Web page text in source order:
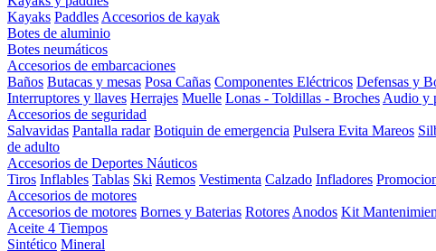
Kayaks Paddles Accesorios de kayak
Botes de aluminio
Botes neumáticos
Accesorios de embarcaciones
Baños Butacas y mesas Posa Cañas Componentes Eléctricos Defensas y
Interruptores y llaves Herrajes Muelle Lonas - Toldillas - Broches Audio y
Accesorios de seguridad
Salvavidas Pantalla radar Botiquin de emergencia Pulsera Evita Mareos
de adulto
Accesorios de Deportes Náuticos
Tiros Inflables Tablas Ski Remos Vestimenta Calzado Infladores
Accesorios de motores
Accesorios de motores Bornes y Baterias Rotores Anodos Kit
Aceite 4 Tiempos
Sintético Mineral